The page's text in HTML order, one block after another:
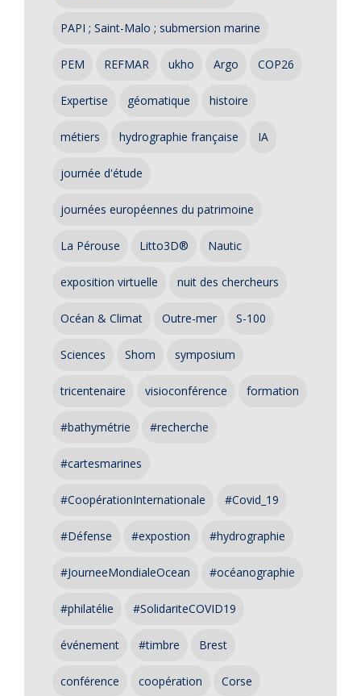
PAPI ; Saint-Malo ; submersion marine
PEM REFMAR ukho Argo COP26
Expertise géomatique histoire
métiers hydrographie française IA
journée d'étude
journées européennes du patrimoine
La Pérouse Litto3D® Nautic
exposition virtuelle nuit des chercheurs
Océan & Climat Outre-mer S-100
Sciences Shom symposium
tricentenaire visioconférence formation
#bathymétrie #recherche
#cartesmarines
#CoopérationInternationale #Covid_19
#Défense #expostion #hydrographie
#JourneeMondialeOcean #océanographie
#philatélie #SolidariteCOVID19
événement #timbre Brest
conférence coopération Corse